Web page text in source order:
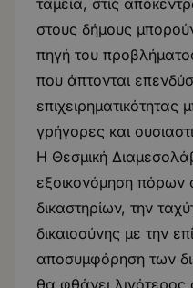
ταμεία, στις
στους δήμους
πηγή του
που άπτονται
γρήγορες και
Η Θεσμική
εξοικονόμηση πόρων
δικαστηρίων, την
δικαιοσύνης με την
αποσυμφόρηση των
θα φθάνει